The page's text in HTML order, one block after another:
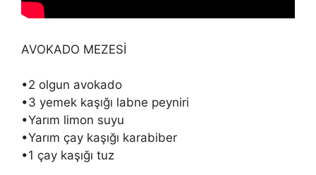
AVOKADO MEZESİ
•2 olgun avokado
•3 yemek kaşığı labne peyniri
•Yarım limon suyu
•Yarım çay kaşığı karabiber
•1 çay kaşığı tuz